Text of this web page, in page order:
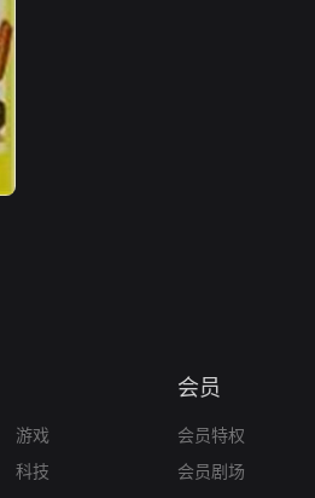
游戏
科技
会员
会员特权
会员剧场